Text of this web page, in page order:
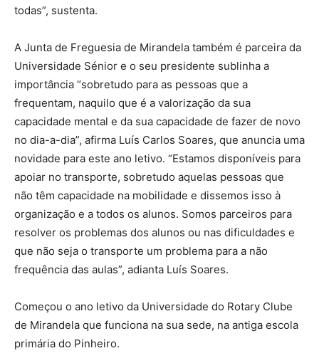
todas”, sustenta.
A Junta de Freguesia de Mirandela também é parceira da
Universidade Sénior e o seu presidente sublinha a
importância “sobretudo para as pessoas que a
frequentam, naquilo que é a valorização da sua
capacidade mental e da sua capacidade de fazer de novo
no dia-a-dia”, afirma Luís Carlos Soares, que anuncia uma
novidade para este ano letivo. “Estamos disponíveis para
apoiar no transporte, sobretudo aquelas pessoas que
não têm capacidade na mobilidade e dissemos isso à
organização e a todos os alunos. Somos parceiros para
resolver os problemas dos alunos ou nas dificuldades e
que não seja o transporte um problema para a não
frequência das aulas”, adianta Luís Soares.
Começou o ano letivo da Universidade do Rotary Clube
de Mirandela que funciona na sua sede, na antiga escola
primária do Pinheiro.